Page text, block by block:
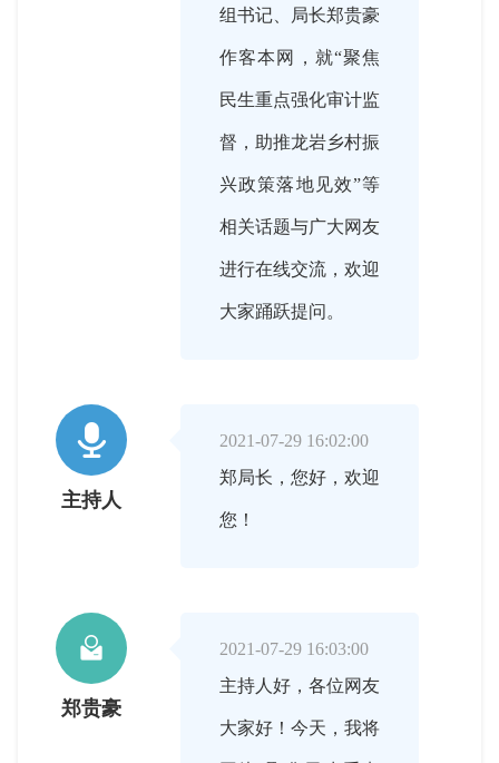
组书记、局长郑贵豪
作客本网，就“聚焦
民生重点强化审计监
督，助推龙岩乡村振
兴政策落地见效”等
相关话题与广大网友
进行在线交流，欢迎
大家踊跃提问。

主持人
2021-07-29 16:02:00
郑局长，您好，欢迎
您！

郑贵豪
2021-07-29 16:03:00
主持人好，各位网友
大家好！今天，我将